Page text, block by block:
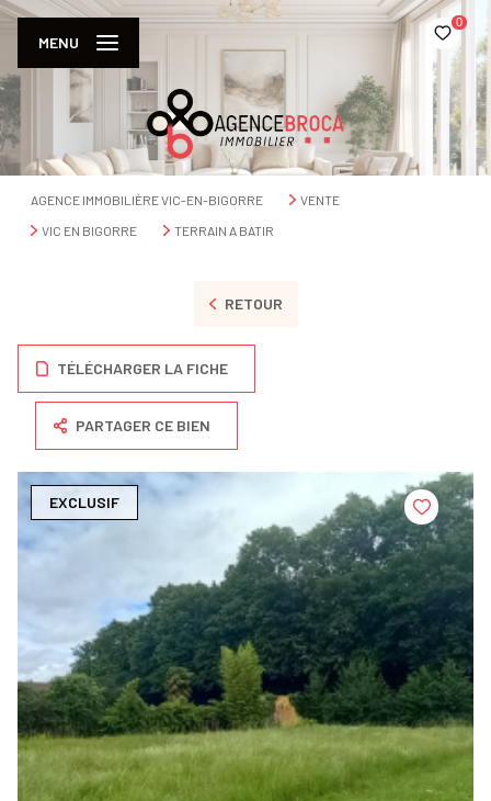
0
MENU
AGENCE IMMOBILIÈRE VIC-EN-BIGORRE
VENTE
VIC EN BIGORRE
TERRAIN A BATIR
RETOUR
TÉLÉCHARGER LA FICHE
PARTAGER CE BIEN
EXCLUSIF